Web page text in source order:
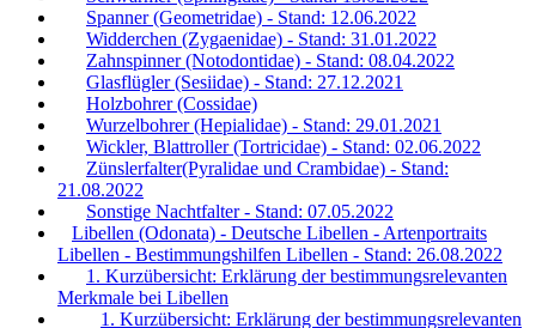
Spanner (Geometridae) - Stand: 12.06.2022
Widderchen (Zygaenidae) - Stand: 31.01.2022
Zahnspinner (Notodontidae) - Stand: 08.04.2022
Glasflügler (Sesiidae) - Stand: 27.12.2021
Holzbohrer (Cossidae)
Wurzelbohrer (Hepialidae) - Stand: 29.01.2021
Wickler, Blattroller (Tortricidae) - Stand: 02.06.2022
Zünslerfalter(Pyralidae und Crambidae) - Stand:
21.08.2022
Sonstige Nachtfalter - Stand: 07.05.2022
Libellen (Odonata) - Deutsche Libellen - Artenportraits
Libellen - Bestimmungshilfen Libellen - Stand: 26.08.2022
1. Kurzübersicht: Erklärung der bestimmungsrelevanten
Merkmale bei Libellen
1. Kurzübersicht: Erklärung der bestimmungsrelevanten